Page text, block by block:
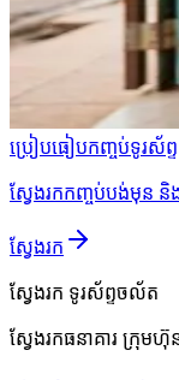
ប្រៀបធៀបកញ្ចប់ទូរស័ព្ទ
ស្វែងរកកញ្ចប់បង់មុន
ស្វែងរក
ស្វែងរក ទូរស័ព្ទចល័ត
ស្វែងរកធនាគារ ក្រុម